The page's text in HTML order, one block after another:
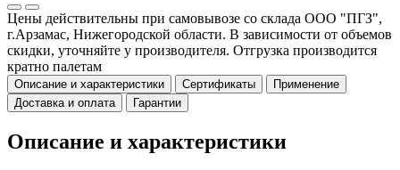
Цены действительны при самовывозе со склада ООО "ПГЗ",
г.Арзамас, Нижегородской области. В зависимости от объемов
скидки, уточняйте у производителя. Отгрузка производится
кратно палетам
Описание и характеристики Сертификаты
Применение
Доставка и оплата
Гарантии
Описание и характеристики